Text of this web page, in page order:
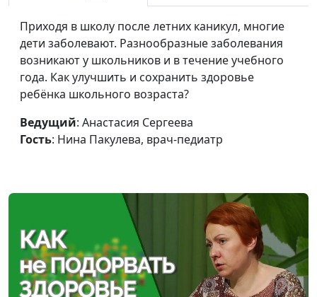
Рвота и диарея у
детей
Нина Пакулева, врач-
педиатр
Как родителям
формировать у
ребенка здоровую
самооценку?
Анна Ронжина, Ольга
Аванесова, психолог-
иметь друзей?
тренер
Как родителям
формировать у
ребенка
самостоятельность?
Анна Ронжина, Ольга
Аванесова, психолог-
тренер
Приходя в школу после летних каникул, многие
дети заболевают. Разнообразные заболевания
возникают у школьников и в течение учебного
года. Как улучшить и сохранить здоровье
ребёнка школьного возраста?
Ведущий: Анастасия Сергеева
Гость: Нина Пакулева, врач-педиатр